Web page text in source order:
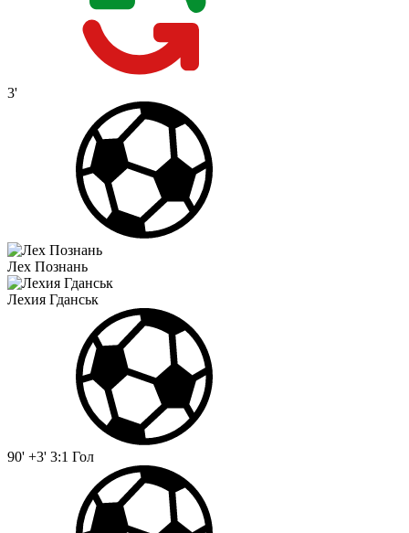
3'
Лех Познань
Лехия Гданськ
90' +3' 3:1 Гол